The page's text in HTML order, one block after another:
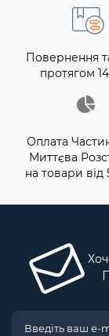
Повернення
протягом
Оплата
Миттєва
на товари від